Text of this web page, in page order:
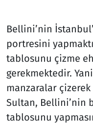
Bellini’nin
portresini
tablosunu çizme
gerekmektedir.
manzaralar
Sultan, Bellini’nin
tablosunu